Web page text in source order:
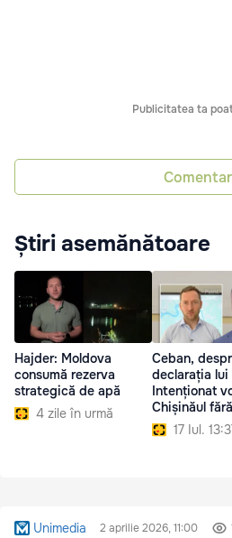
Publicitatea ta
Știri asemănătoare
Hajder: Moldova
consumă rezerva
strategică de apă
4 zile în urmă
Ceban,
declarația lui
Intenționat
Chișinăul
17 Iul.
Unimedia 2 aprilie 2026, 11:00